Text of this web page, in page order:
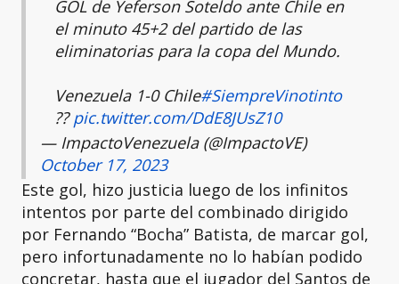
GOL de Yeferson Soteldo ante Chile en
el minuto 45+2 del partido de las
eliminatorias para la copa del Mundo.
Venezuela 1-0 Chile#SiempreVinotinto
??pic.twitter.com/DdE8JUsZ10
— ImpactoVenezuela (@ImpactoVE)
October 17, 2023
Este gol, hizo justicia luego de los infinitos
intentos por parte del combinado dirigido
por Fernando “Bocha” Batista, de marcar gol,
pero infortunadamente no lo habían podido
concretar, hasta que el jugador del Santos de